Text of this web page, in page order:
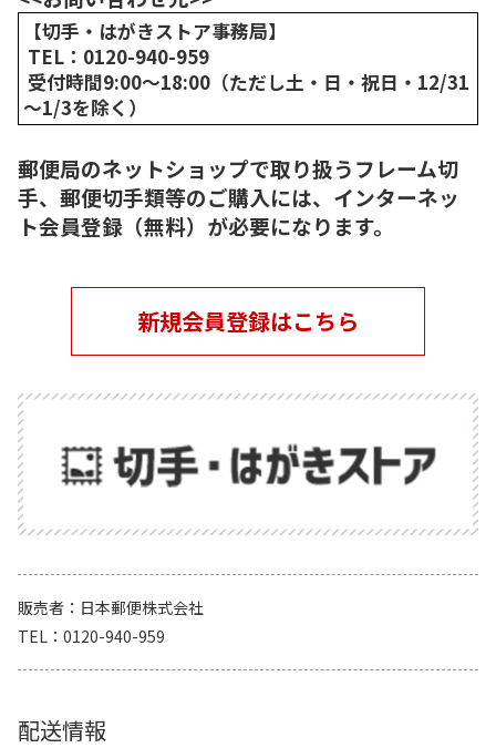
【切手・はがきストア事務局】
TEL：0120-940-959
受付時間9:00～18:00（ただし土・日・祝日・12/31
～1/3を除く）
郵便局のネットショップで取り扱うフレーム切
手、郵便切手類等のご購入には、インターネッ
ト会員登録（無料）が必要になります。
新規会員登録はこちら
販売者
日本郵便株式会社
TEL
0120-940-959
配送情報